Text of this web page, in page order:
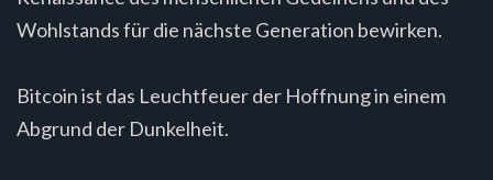
Wohlstands für die nächste Generation bewirken.
Bitcoin ist das Leuchtfeuer der Hoffnung in einem
Abgrund der Dunkelheit.